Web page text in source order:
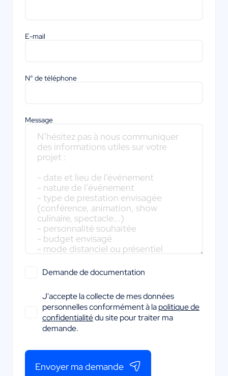
E-mail
N° de téléphone
Message
Demande de documentation
J'accepte la collecte de mes données
personnelles conformément à lapolitique de
confidentialitédu site pour traiter ma
demande.
Envoyer ma demande